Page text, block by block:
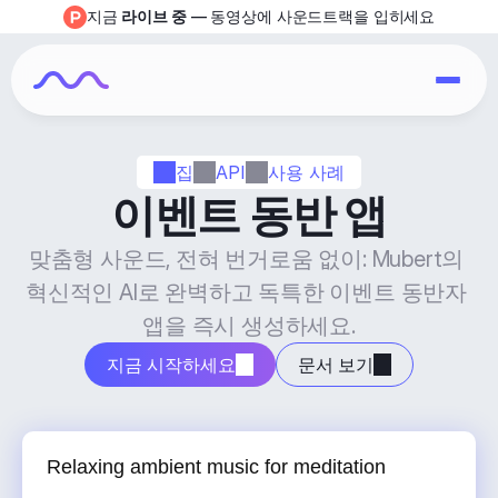
집 API 사용 사례
이벤트 동반 앱
맞춤형 사운드, 전혀 번거로움 없이: Mubert의
혁신적인 AI로 완벽하고 독특한 이벤트 동반자
앱을 즉시 생성하세요.
지금 시작하세요 문서 보기
지금 라이브 중 — 동영상에 사운드트랙을 입히세요